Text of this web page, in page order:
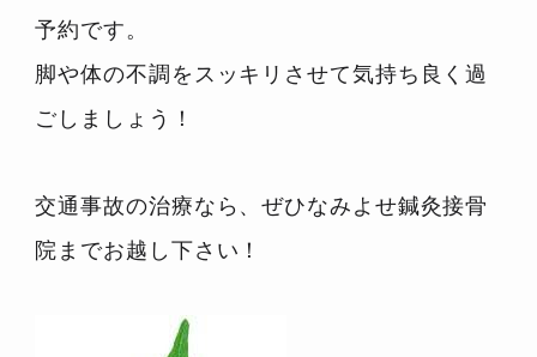
予約です。
脚や体の不調をスッキリさせて気持ち良く過
ごしましょう！
交通事故の治療なら、ぜひなみよせ鍼灸接骨
院までお越し下さい！